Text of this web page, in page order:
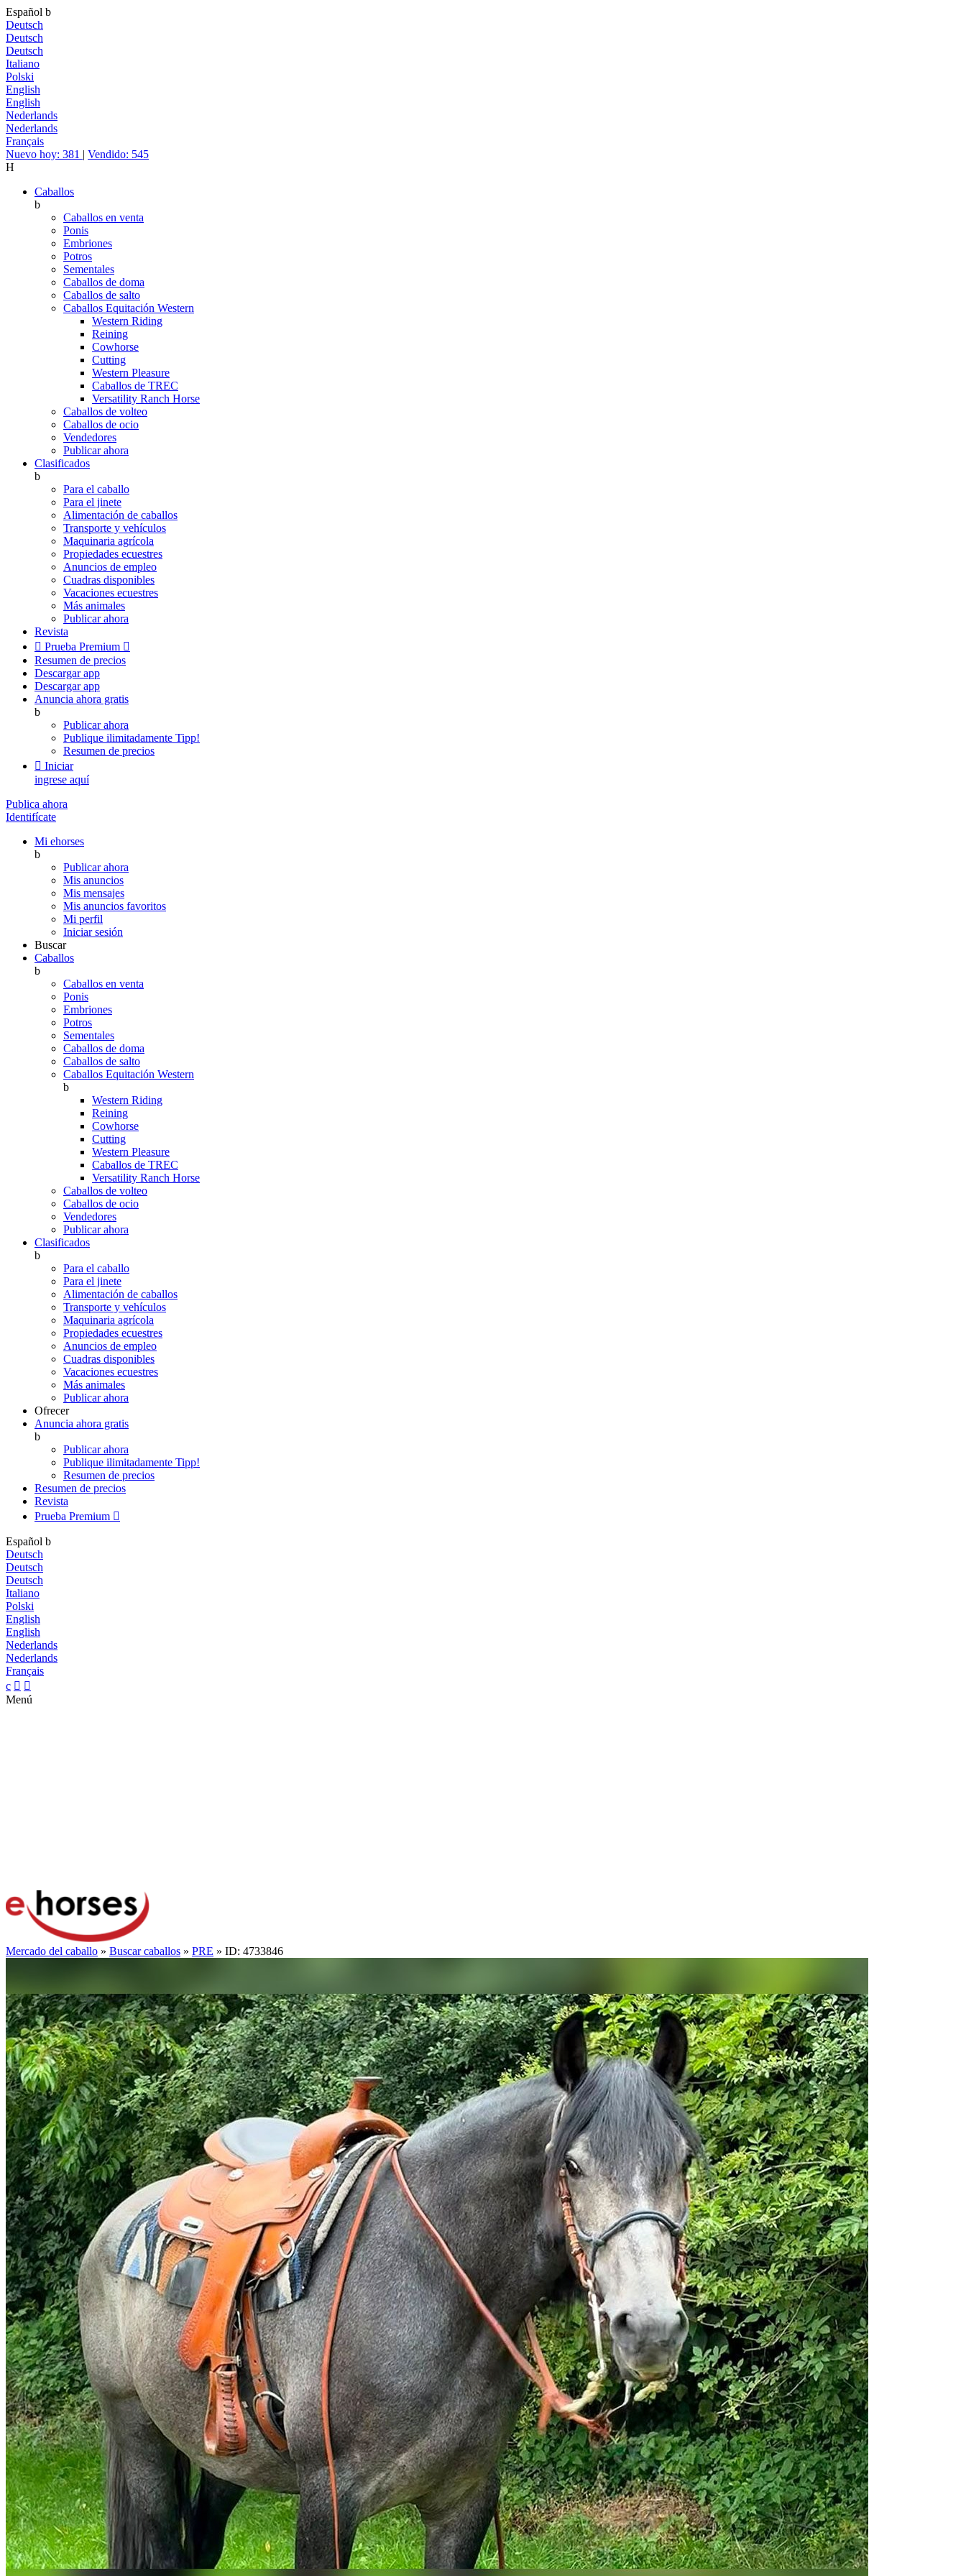
Español b
Deutsch
Deutsch
Deutsch
Italiano
Polski
English
English
Nederlands
Nederlands
Français
Nuevo hoy: 381 | Vendido: 545
H
Caballos
b
Caballos en venta
Ponis
Embriones
Potros
Sementales
Caballos de doma
Caballos de salto
Caballos Equitación Western
Western Riding
Reining
Cowhorse
Cutting
Western Pleasure
Caballos de TREC
Versatility Ranch Horse
Caballos de volteo
Caballos de ocio
Vendedores
Publicar ahora
Clasificados
b
Para el caballo
Para el jinete
Alimentación de caballos
Transporte y vehículos
Maquinaria agrícola
Propiedades ecuestres
Anuncios de empleo
Cuadras disponibles
Vacaciones ecuestres
Más animales
Publicar ahora
Revista
 Prueba Premium 
Resumen de precios
Descargar app
Descargar app
Anuncia ahora gratis
b
Publicar ahora
Publique ilimitadamente Tipp!
Resumen de precios
 Iniciar
ingrese aquí
Publica ahora
Identifícate
Mi ehorses
b
Publicar ahora
Mis anuncios
Mis mensajes
Mis anuncios favoritos
Mi perfil
Iniciar sesión
Buscar
Caballos
b
Caballos en venta
Ponis
Embriones
Potros
Sementales
Caballos de doma
Caballos de salto
Caballos Equitación Western
b
Western Riding
Reining
Cowhorse
Cutting
Western Pleasure
Caballos de TREC
Versatility Ranch Horse
Caballos de volteo
Caballos de ocio
Vendedores
Publicar ahora
Clasificados
b
Para el caballo
Para el jinete
Alimentación de caballos
Transporte y vehículos
Maquinaria agrícola
Propiedades ecuestres
Anuncios de empleo
Cuadras disponibles
Vacaciones ecuestres
Más animales
Publicar ahora
Ofrecer
Anuncia ahora gratis
b
Publicar ahora
Publique ilimitadamente Tipp!
Resumen de precios
Resumen de precios
Revista
Prueba Premium 
Español b
Deutsch
Deutsch
Deutsch
Italiano
Polski
English
English
Nederlands
Nederlands
Français
c  
Menú
Mercado del caballo » Buscar caballos » PRE » ID: 4733846